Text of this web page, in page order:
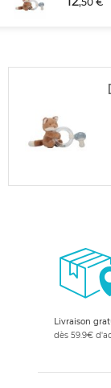
Livraison
dès 59.9€